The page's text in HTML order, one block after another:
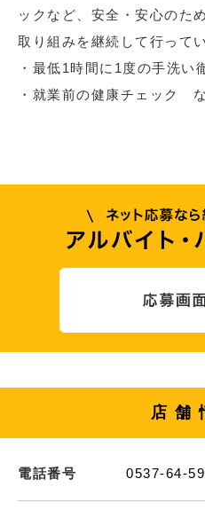
ックなど、安全・安心のた
取り組みを継続して行って
・最低1時間に1度の手洗い
・就業前の健康チェック
店舗
電話番号 0537-64-